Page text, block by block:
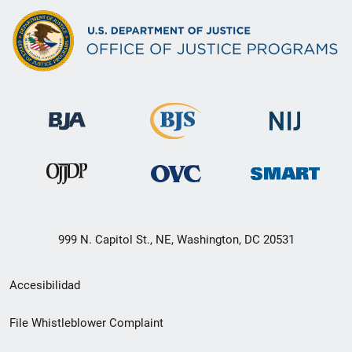
999 N. Capitol St., NE, Washington, DC 20531
Menú
de
Accesibilidad
File Whistleblower Complaint